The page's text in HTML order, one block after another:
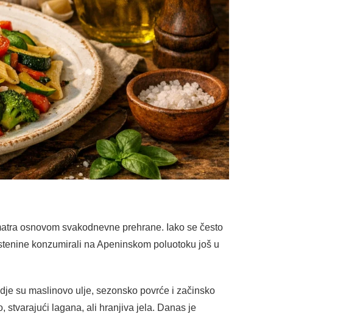
osnovom svakodnevne prehrane. Iako se često
konzumirali na Apeninskom poluotoku još u
su maslinovo ulje, sezonsko povrće i začinsko
stvarajući lagana, ali hranjiva jela. Danas je